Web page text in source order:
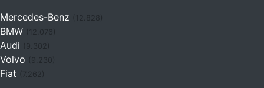
Mercedes-Benz
BMW (12.076)
Audi
Volvo
Fiat (7.262)